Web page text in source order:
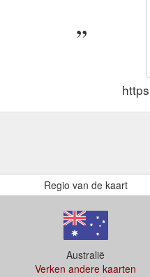
Regio van de kaart
Australië
Verken andere kaarten